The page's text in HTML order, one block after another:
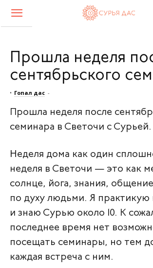
Прошла неделя
сентябрьского
• Гопал дас -
Прошла неделя после
семинара в Светочи с Сурьей.
Неделя дома как один
неделя в Светочи — это как
солнце, йога, знания,
по духу людьми. Я практикую
и знаю Сурью около 10. К
последнее время нет
посещать семинары, но тем
каждая встреча с ним.